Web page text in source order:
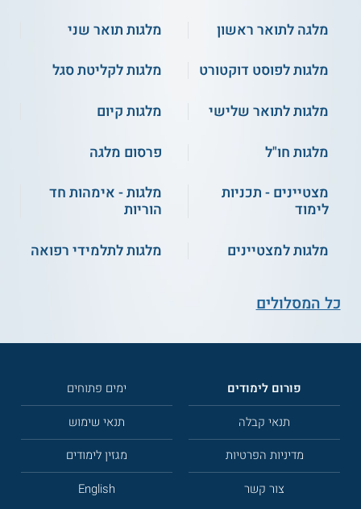
מלגה לתואר ראשון
מלגות תואר שני
מלגות לפוסט דוקטורט
מלגות לקליטת סגל
מלגות לתואר שלישי
מלגות קיום
מלגות חו"ל
פרסום מלגה
מצטיינים - תכניות
לימוד
מלגות - אימהות חד
הוריות
מלגות למצטיינים
מלגות לתלמידי רפואה
כל המסלולים
פורום לימודים
ימים פתוחים
תנאי קבלה
תנאי שימוש
מדיניות הפרטיות
מגזין לימודים
צור קשר
English